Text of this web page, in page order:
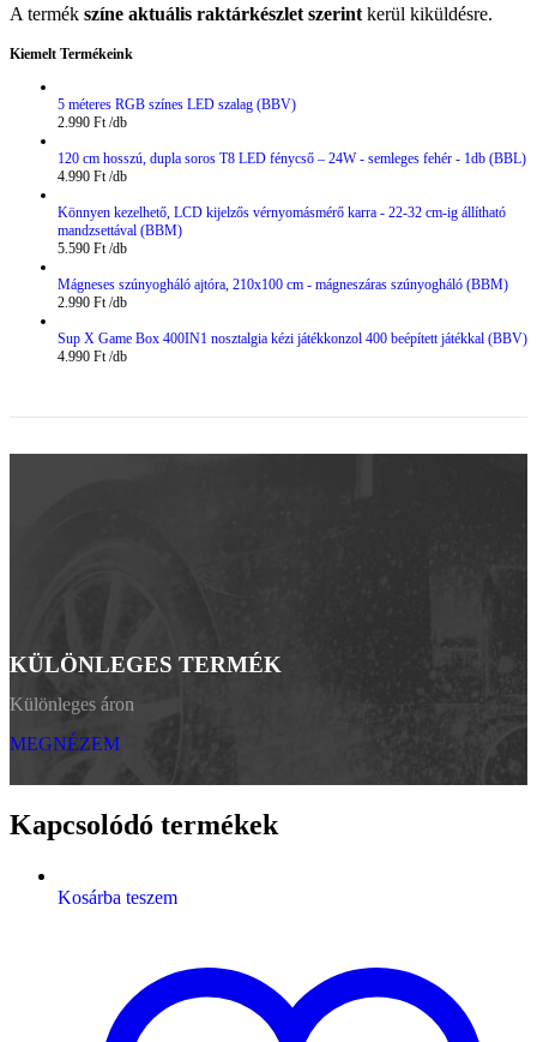
A termék színe aktuális raktárkészlet szerintkerül kiküldésre.
Kiemelt Termékeink
5 méteres RGB színes LED szalag (BBV)
2.990 Ft
120 cm hosszú, dupla soros T8 LED fénycső – 24W - semleges fehér - 1db (BBL)
4.990 Ft
Könnyen kezelhető, LCD kijelzős vérnyomásmérő karra - 22-32 cm-ig állítható
mandzsettával (BBM)
5.590 Ft
Mágneses szúnyogháló ajtóra, 210x100 cm - mágneszáras szúnyogháló (BBM)
2.990 Ft
Sup X Game Box 400IN1 nosztalgia kézi játékkonzol 400 beépített játékkal (BBV)
4.990 Ft
KÜLÖNLEGES TERMÉK
Különleges áron
MEGNÉZEM
Kapcsolódó termékek
Kosárba teszem